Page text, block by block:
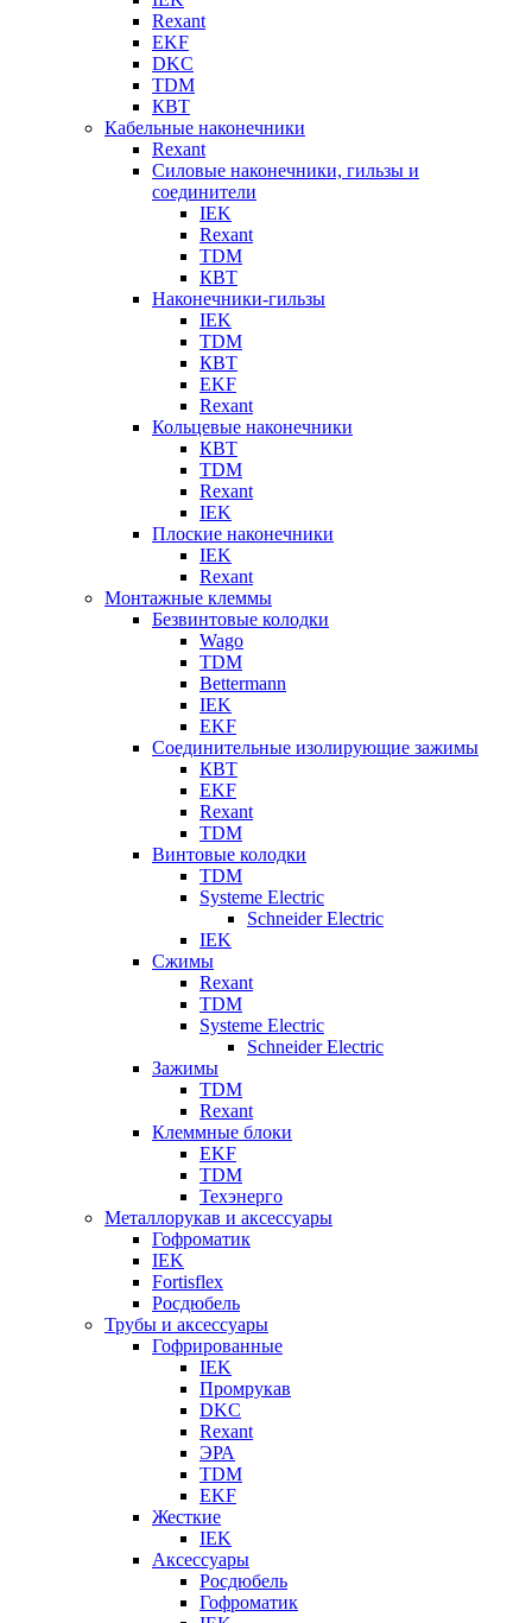
Rexant
EKF
DKC
TDM
КВТ
Кабельные наконечники
Rexant
Силовые наконечники, гильзы и
соединители
IEK
Rexant
TDM
КВТ
Наконечники-гильзы
IEK
TDM
КВТ
EKF
Rexant
Кольцевые наконечники
КВТ
TDM
Rexant
IEK
Плоские наконечники
IEK
Rexant
Монтажные клеммы
Безвинтовые колодки
Wago
TDM
Bettermann
IEK
EKF
Соединительные изолирующие зажимы
КВТ
EKF
Rexant
TDM
Винтовые колодки
TDM
Systeme Electric
Schneider Electric
IEK
Сжимы
Rexant
TDM
Systeme Electric
Schneider Electric
Зажимы
TDM
Rexant
Клеммные блоки
EKF
TDM
Техэнерго
Металлорукав и аксессуары
Гофроматик
IEK
Fortisflex
Росдюбель
Трубы и аксессуары
Гофрированные
IEK
Промрукав
DKC
Rexant
ЭРА
TDM
EKF
Жесткие
IEK
Аксессуары
Росдюбель
Гофроматик